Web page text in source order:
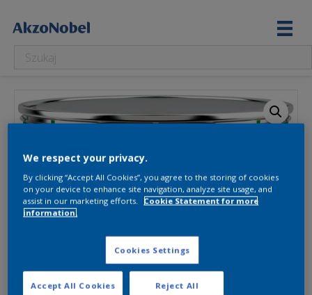
We respect your privacy.
By clicking “Accept All Cookies”, you agree to the storing of cookies
on your device to enhance site navigation, analyze site usage, and
assist in our marketing efforts.
Cookie Statement for more
information.
Cookies Settings
Reject All
Accept All Cookies